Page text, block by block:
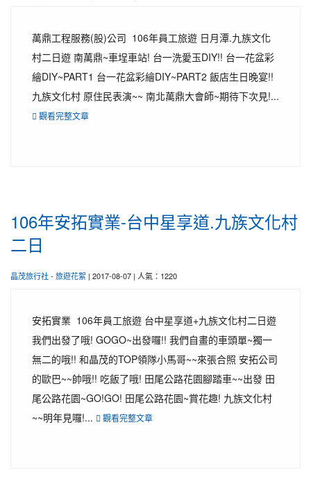
萬鼎工程服務(股)公司 106年員工旅遊 日月潭.九族文化
村二日遊 南萬鼎~車埕車站! 台一洗愛玉DIY!! 台一花盆彩
繪DIY~PART1 台一花盆彩繪DIY~PART2 飯店生日晚宴!!
九族文化村 原住民表演~~ 南北萬鼎大會師~期待下次見!...
觀看完整文章
106年安拓實業-台中星享道.九族文化村
二日
晶茂旅行社- 旅遊花絮 | 2017-08-07 | 人氣：1220
安拓實業 106年員工旅遊 台中星享道+九族文化村二日遊
我們出發了哦! GOGO~出發囉!! 我們自畫的車頭單~獨一
無二的哦!! 和晶茂的TOP領隊小馬哥~~來張合照 安拓公司
的歐巴~~帥哦!! 吃飯了哦! 田尾公路花園腳踏車~~出發 田
尾公路花園~GO!GO! 田尾公路花園~賞花趣! 九族文化村
~~明年見囉!...
觀看完整文章